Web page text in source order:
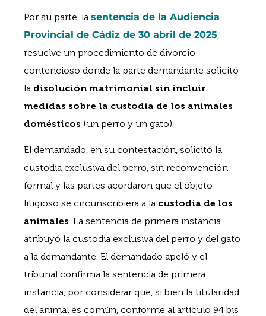
Por su parte, la sentencia de la Audiencia
Provincial de Cádiz de 30 abril de 2025
resuelve un procedimiento de divorcio
contencioso donde la parte demandante solicitó
la disolución matrimonial sin incluir
medidas sobre la custodia de los animales
domésticos (un perro y un gato).
El demandado, en su contestación, solicitó la
custodia exclusiva del perro, sin reconvención
formal y las partes acordaron que el objeto
litigioso se circunscribiera a la custodia de los
animales. La sentencia de primera instancia
atribuyó la custodia exclusiva del perro y del gato
a la demandante. El demandado apeló y el
tribunal confirma la sentencia de primera
instancia, por considerar que, si bien la titularidad
del animal es común, conforme al artículo 94 bis